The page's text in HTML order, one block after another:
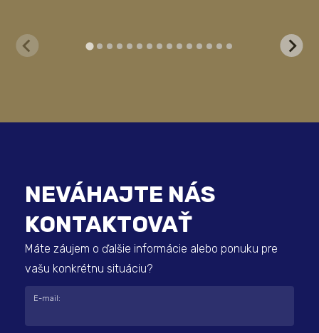
NEVÁHAJTE NÁS
KONTAKTOVAŤ
Máte záujem o ďalšie informácie alebo ponuku pre
vašu konkrétnu situáciu?
E-mail: